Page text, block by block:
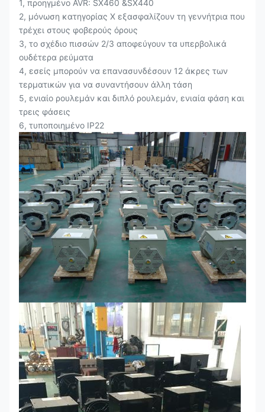
1, προηγμένο AVR: SX460 &SX440
2, μόνωση κατηγορίας Χ εξασφαλίζουν τη γεννήτρια που
τρέχει στους φοβερούς όρους
3, το σχέδιο πισσών 2/3 αποφεύγουν τα υπερβολικά
ουδέτερα ρεύματα
4, εσείς μπορούν να επανασυνδέσουν 12 άκρες των
τερματικών για να συναντήσουν άλλη τάση
5, ενιαίο ρουλεμάν και διπλό ρουλεμάν, ενιαία φάση και
τρεις φάσεις
6, τυποποιημένο IP22